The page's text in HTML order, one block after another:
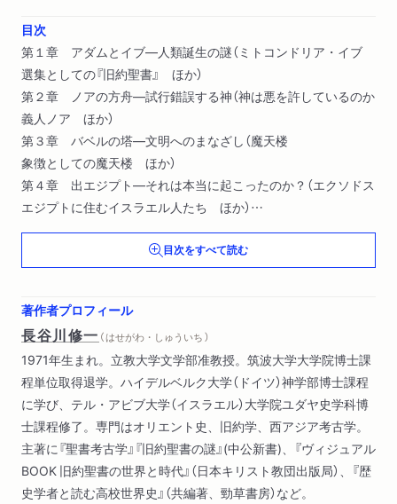
目次
第１章 アダムとイブ―人類誕生の謎（ミトコンドリア・イブ
選集としての『旧約聖書』 ほか）
第２章 ノアの方舟―試行錯誤する神（神は悪を許しているのか
義人ノア ほか）
第３章 バベルの塔―文明へのまなざし（魔天楼
象徴としての魔天楼 ほか）
第４章 出エジプト―それは本当に起こったのか？（エクソドス
エジプトに住むイスラエル人たち ほか）
第５章 ダビデとゴリアテ―永遠のヒーロー誕生（ダビデ像
目次をすべて読む
著作者プロフィール
長谷川修一 （ はせがわ・しゅういち ）
1971年生まれ。立教大学文学部准教授。筑波大学大学院博士課
程単位取得退学。ハイデルベルク大学（ドイツ）神学部博士課程
に学び、テル・アビブ大学（イスラエル）大学院ユダヤ史学科博
士課程修了。専門はオリエント史、旧約学、西アジア考古学。
主著に『聖書考古学』『旧約聖書の謎』(中公新書)、『ヴィジュアル
BOOK 旧約聖書の世界と時代』（日本キリスト教団出版局）、『歴
史学者と読む高校世界史』（共編著、勁草書房）など。